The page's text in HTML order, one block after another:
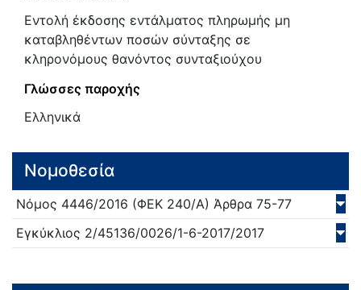
Εντολή έκδοσης εντάλματος πληρωμής μη
καταβληθέντων ποσών σύνταξης σε
κληρονόμους θανόντος συνταξιούχου
Γλώσσες παροχής
Ελληνικά
Νομοθεσία
Νόμος 4446/2016 (ΦΕΚ 240/Α) Άρθρα 75-77
Εγκύκλιος 2/45136/0026/1-6-2017/2017